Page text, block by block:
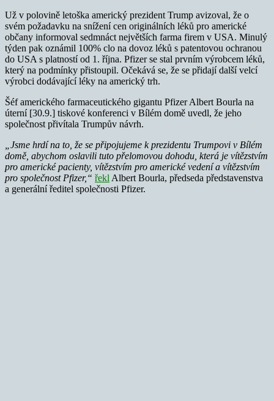
Už v polovině letoška americký prezident Trump avizoval, že o
svém požadavku na snížení cen originálních léků pro americké
občany informoval sedmnáct největších farma firem v USA. Minulý
týden pak oznámil 100% clo na dovoz léků s patentovou ochranou
do USA s platností od 1. října. Pfizer se stal prvním výrobcem léků,
který na podmínky přistoupil. Očekává se, že se přidají další velcí
výrobci dodávající léky na americký trh.
Šéf amerického farmaceutického gigantu Pfizer Albert Bourla na
úterní [30.9.] tiskové konferenci v Bílém domě uvedl, že jeho
společnost přivítala Trumpův návrh.
„Jsme hrdí na to, že se připojujeme k prezidentu Trumpovi v Bílém
domě, abychom oslavili tuto přelomovou dohodu, která je vítězstvím
pro americké pacienty, vítězstvím pro americké vedení a vítězstvím
pro společnost Pfizer,“ řekl Albert Bourla, předseda představenstva
a generální ředitel společnosti Pfizer.